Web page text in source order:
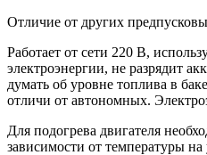
Отличие от других
Работает от сети 220 В,
электроэнергии, не разрядит
думать об уровне топлива в
отличи от автономных.
Для подогрева двигателя
зависимости от температуры на